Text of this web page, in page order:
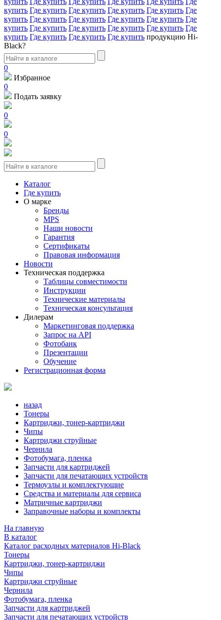
купить Где купить Где купить Где купить Где купить Где
купить Где купить Где купить Где купить Где купить Где
купить Где купить Где купить Где купить Где купить Где
купить Где купить Где купить Где купить продукцию Hi-
Black?
0
Избранное
0
Подать заявку
0
0
Каталог
Где купить
О марке
Бренды
MPS
Наши новости
Гарантия
Сертификаты
Правовая информация
Новости
Техническая поддержка
Таблицы совместимости
Инструкции
Технические материалы
Техническая консультация
Дилерам
Маркетинговая поддержка
Запрос на API
Фотобанк
Презентации
Обучение
Регистрационная форма
назад
Тонеры
Картриджи, тонер-картриджи
Чипы
Картриджи струйные
Чернила
Фотобумага, пленка
Запчасти для картриджей
Запчасти для печатающих устройств
Термоузлы и комплектующие
Средства и материалы для сервиса
Матричные картриджи
Заправочные наборы и комплекты
На главную
В каталог
Каталог расходных материалов Hi-Black
Тонеры
Картриджи, тонер-картриджи
Чипы
Картриджи струйные
Чернила
Фотобумага, пленка
Запчасти для картриджей
Запчасти для печатающих устройств